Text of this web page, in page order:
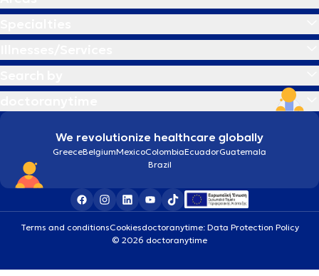
We revolutionize healthcare globally
GreeceBelgiumMexicoColombiaEcuadorGuatemala
Brazil
Terms and conditionsCookiesdoctoranytime: Data Protection Policy
© 2026 doctoranytime